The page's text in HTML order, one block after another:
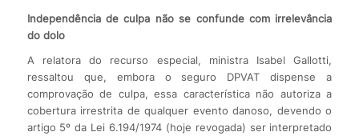
Independência de culpa não se confunde com irrelevância
do dolo
A relatora do recurso especial, ministra Isabel Gallotti,
ressaltou que, embora o seguro DPVAT dispense a
comprovação de culpa, essa característica não autoriza a
cobertura irrestrita de qualquer evento danoso, devendo o
artigo 5º da Lei 6.194/1974 (hoje revogada) ser interpretado